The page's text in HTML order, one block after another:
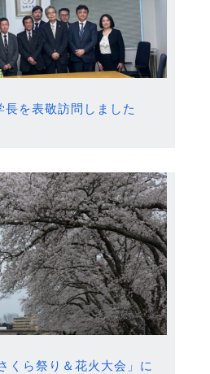
を表敬訪問しました
くら祭り＆花火大会」に